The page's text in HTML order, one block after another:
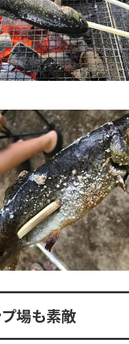
場も素敵